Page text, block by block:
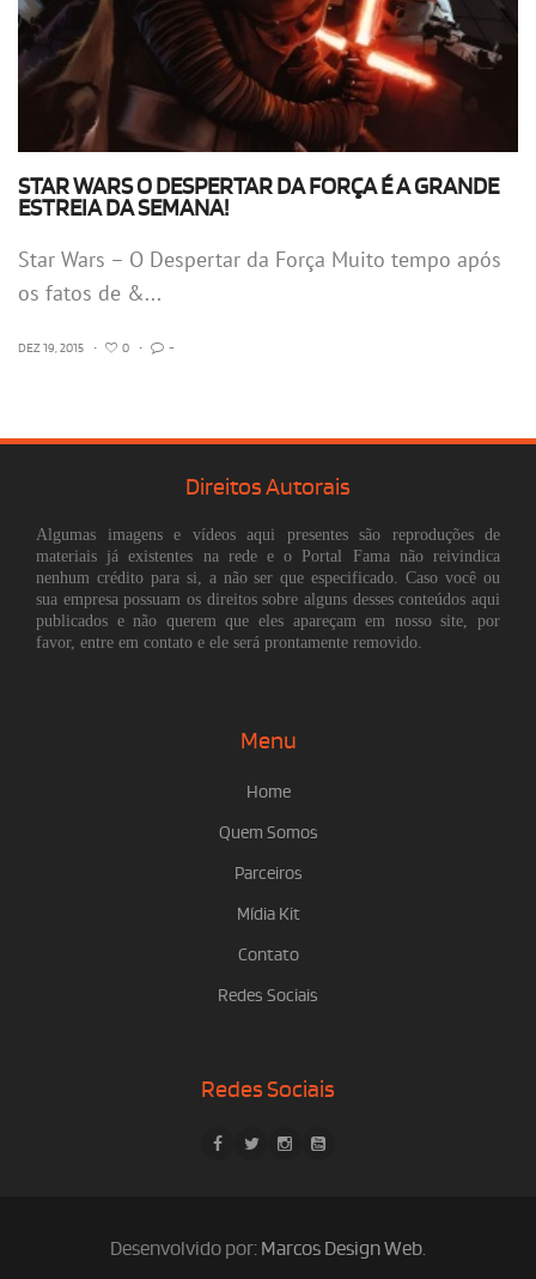
STAR WARS O DESPERTAR DA FORÇA É A GRANDE
ESTREIA DA SEMANA!
Star Wars – O Despertar da Força Muito tempo após
os fatos de &...
DEZ 19, 2015 • 0 • -
Direitos Autorais
Algumas imagens e vídeos aqui presentes são reproduções de
materiais já existentes na rede e o Portal Fama não reivindica
nenhum crédito para si, a não ser que especificado. Caso você ou
sua empresa possuam os direitos sobre alguns desses conteúdos aqui
publicados e não querem que eles apareçam em nosso site, por
favor, entre em contato e ele será prontamente removido.
Menu
Home
Quem Somos
Parceiros
Mídia Kit
Contato
Redes Sociais
Redes Sociais
Desenvolvido por: Marcos Design Web.